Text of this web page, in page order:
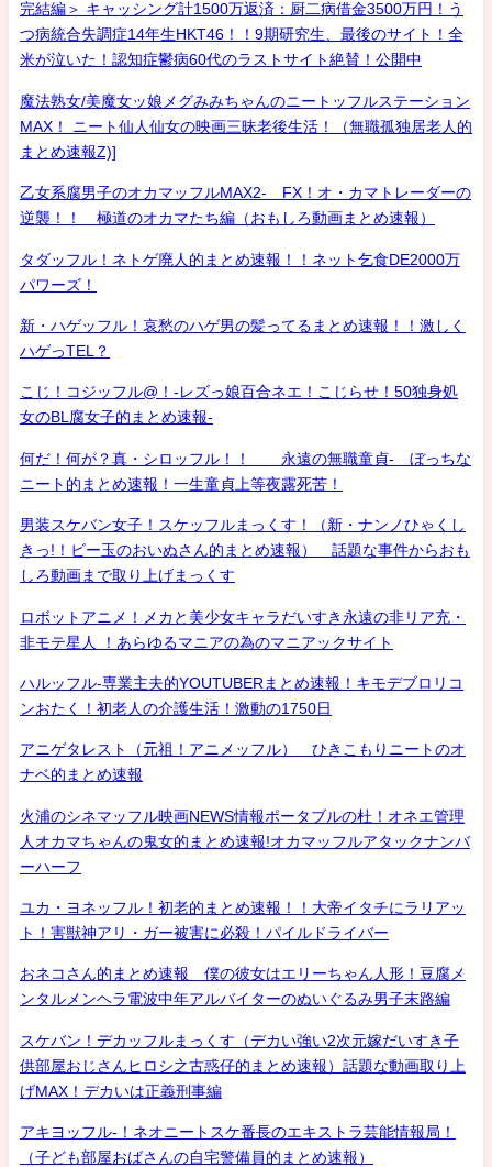
完結編＞ キャッシング計1500万返済：厨二病借金3500万円！う
つ病統合失調症14年生HKT46！！9期研究生、最後のサイト！全
米が泣いた！認知症鬱病60代のラストサイト絶賛！公開中
魔法熟女/美魔女ッ娘メグみみちゃんのニートッフルステーション
MAX！ ニート仙人仙女の映画三昧老後生活！（無職孤独居老人的
まとめ速報Z)]
乙女系腐男子のオカマッフルMAX2- FX！オ・カマトレーダーの
逆襲！！ 極道のオカマたち編（おもしろ動画まとめ速報）
タダッフル！ネトゲ廃人的まとめ速報！！ネット乞食DE2000万
パワーズ！
新・ハゲッフル！哀愁のハゲ男の髪ってるまとめ速報！！激しく
ハゲっTEL？
こじ！コジッフル@！-レズっ娘百合ネエ！こじらせ！50独身処
女のBL腐女子的まとめ速報-
何だ！何が？真・シロッフル！！ 永遠の無職童貞- ぼっちな
ニート的まとめ速報！一生童貞上等夜露死苦！
男装スケバン女子！スケッフルまっくす！（新・ナンノひゃくし
きっ!！ビー玉のおいぬさん的まとめ速報） 話題な事件からおも
しろ動画まで取り上げまっくす
ロボットアニメ！メカと美少女キャラだいすき永遠の非リア充・
非モテ星人 ！あらゆるマニアの為のマニアックサイト
ハルッフル-専業主夫的YOUTUBERまとめ速報！キモデブロリコ
ンおたく！初老人の介護生活！激動の1750日
アニゲタレスト（元祖！アニメッフル） ひきこもりニートのオ
ナベ的まとめ速報
火浦のシネマッフル映画NEWS情報ポータブルの杜！オネエ管理
人オカマちゃんの鬼女的まとめ速報!オカマッフルアタックナンバ
ーハーフ
ユカ・ヨネッフル！初老的まとめ速報！！大帝イタチにラリアッ
ト！害獣神アリ・ガー被害に必殺！パイルドライバー
おネコさん的まとめ速報 僕の彼女はエリーちゃん人形！豆腐メ
ンタルメンヘラ電波中年アルバイターのぬいぐるみ男子末路編
スケバン！デカッフルまっくす（デカい強い2次元嫁だいすき子
供部屋おじさんヒロシ之古惑仔的まとめ速報）話題な動画取り上
げMAX！デカいは正義刑事編
アキヨッフル-！ネオニートスケ番長のエキストラ芸能情報局！
（子ども部屋おばさんの自宅警備員的まとめ速報）